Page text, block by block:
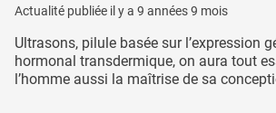
Actualité publiée il y a 9 années 9 mois
Ultrasons, pilule basée sur l’expression
hormonal transdermique, on aura tout
l’homme aussi la maîtrise de sa